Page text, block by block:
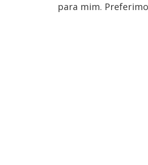
para mim.